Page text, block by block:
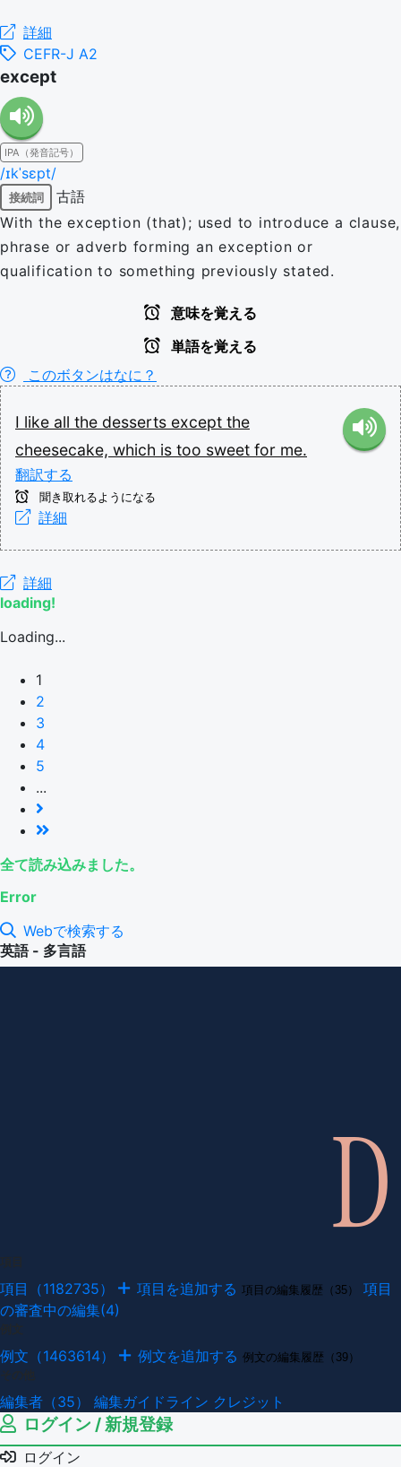
詳細
CEFR-J A2
except
IPA（発音記号）
/ɪkˈsɛpt/
接続詞
古語
With the exception (that); used to introduce a clause,
phrase or adverb forming an exception or
qualification to something previously stated.
意味を覚える
単語を覚える
このボタンはなに？
I like all the desserts except the
cheesecake, which is too sweet for me.
翻訳する
聞き取れるようになる
詳細
詳細
loading!
Loading...
1
2
3
4
5
...
全て読み込みました。
Error
Webで検索する
英語 - 多言語
項目（1182735） 項目を追加する 項目の編集履歴（35）
項目
の審査中の編集(4)
例文（1463614） 例文を追加する 例文の編集履歴（39）
編集者（35） 編集ガイドライン クレジット
ログイン / 新規登録
ログイン